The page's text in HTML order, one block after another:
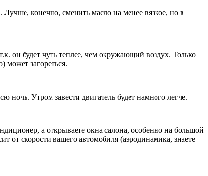
Лучше, конечно, сменить масло на менее вязкое, но в
он будет чуть теплее, чем окружающий воздух. Только
может загореться.
Утром завести двигатель будет намного легче.
а открываете окна салона, особенно на большой
от скорости вашего автомобиля (аэродинамика, знаете